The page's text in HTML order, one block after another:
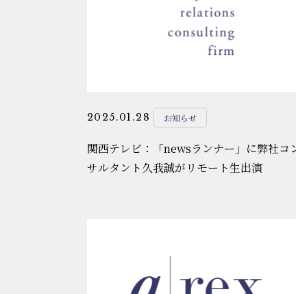
2025.01.28 お知らせ
関西テレビ：「newsランナー」に弊社コ
サルタント久我誠がリモート生出演